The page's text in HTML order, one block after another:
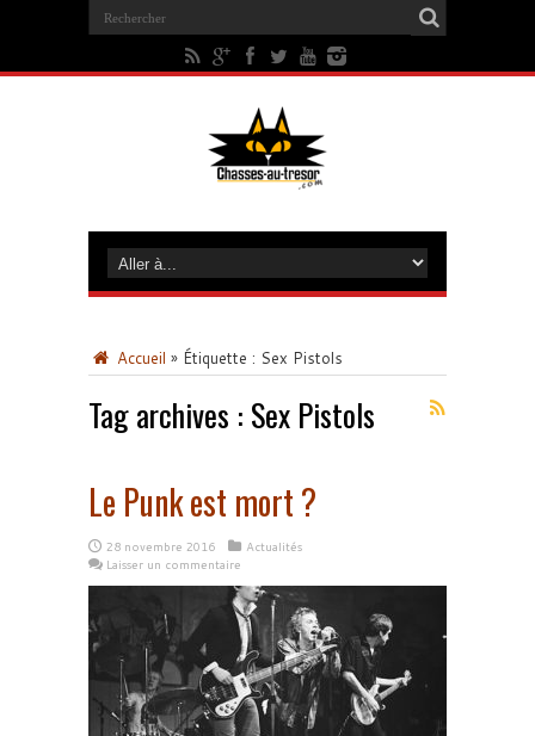
Accueil » Étiquette : Sex Pistols
Tag archives : Sex Pistols
Le Punk est mort ?
28 novembre 2016
Actualités
Laisser un commentaire